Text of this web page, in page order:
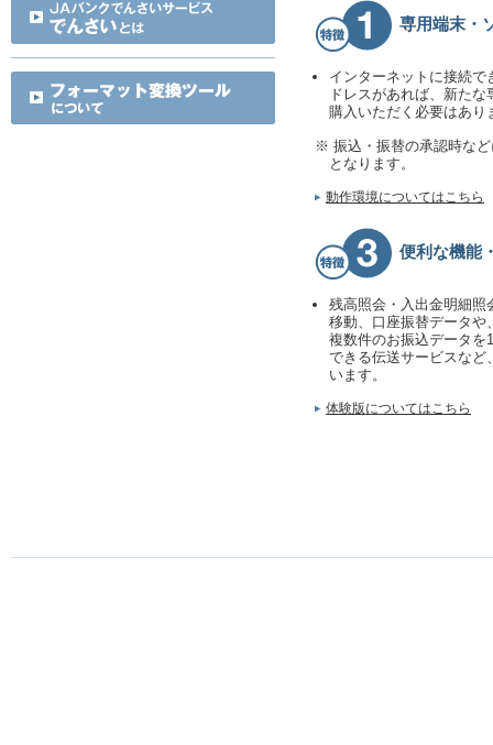
専用端末・
インターネットに接続
ドレスがあれば、新た
購入いただく必要はあり
※ 振込・振替の承認時な
となります。
動作環境についてはこちら
便利な機能
残高照会・入出金明細照
移動、口座振替データや
複数件のお振込データを
できる伝送サービスなど
います。
体験版についてはこちら